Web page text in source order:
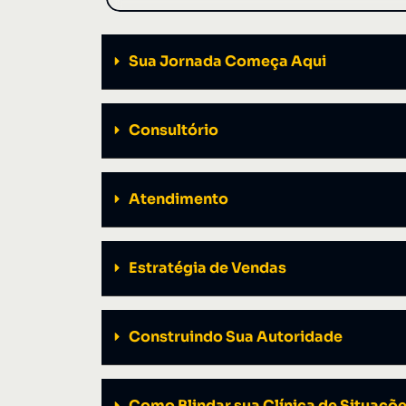
Sua Jornada Começa Aqui
Consultório
Atendimento
Estratégia de Vendas
Construindo Sua Autoridade